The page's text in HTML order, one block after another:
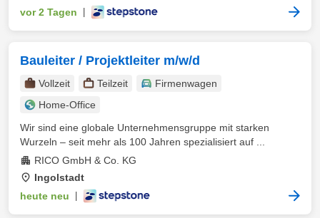
vor 2 Tagen
Bauleiter / Projektleiter m/w/d
Vollzeit Teilzeit
Firmenwagen
Home-Office
Wir sind eine globale Unternehmensgruppe mit starken
Wurzeln – seit mehr als 100 Jahren spezialisiert auf ...
RICO GmbH & Co. KG
Ingolstadt
heute neu